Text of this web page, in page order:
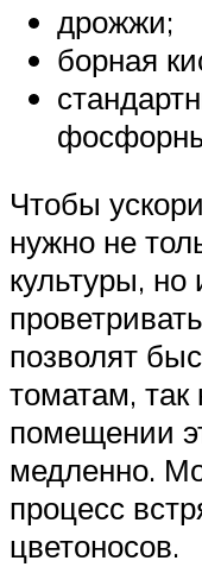
дрожжи;
борная
Чтобы
нужно не
культуры, но
позволят
томатам, так
помещении
медленно.
процесс
цветоносов.